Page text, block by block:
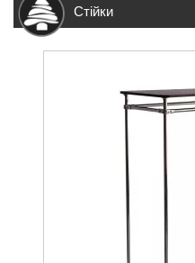
Стійки